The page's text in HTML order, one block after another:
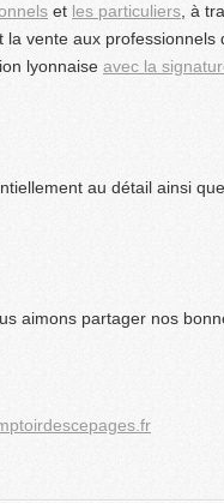
et les particuliers , à
vente aux
lyonnaise avec la
au détail ainsi
aimons partager nos